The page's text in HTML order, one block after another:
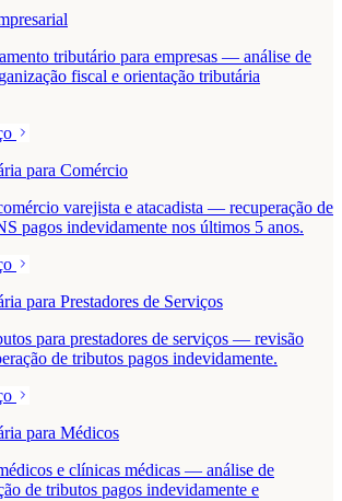
tributário para empresas — análise de
fiscal e orientação tributária
para Comércio
varejista e atacadista — recuperação de
pagos indevidamente nos últimos 5 anos.
para Prestadores de Serviços
para prestadores de serviços — revisão
de tributos pagos indevidamente.
para Médicos
e clínicas médicas — análise de
de tributos pagos indevidamente e